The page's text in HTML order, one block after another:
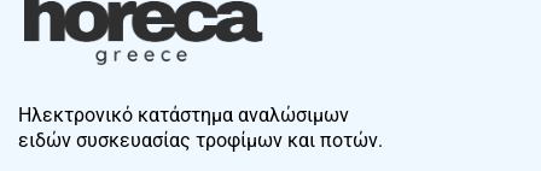
Ηλεκτρονικό κατάστημα αναλώσιμων
ειδών συσκευασίας τροφίμων και ποτών.